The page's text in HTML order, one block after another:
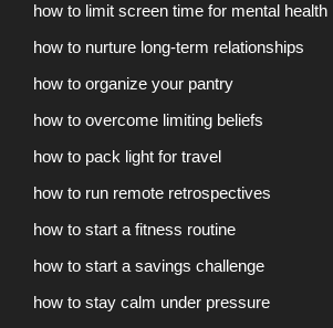
how to limit screen time for mental health
how to nurture long-term relationships
how to organize your pantry
how to overcome limiting beliefs
how to pack light for travel
how to run remote retrospectives
how to start a fitness routine
how to start a savings challenge
how to stay calm under pressure